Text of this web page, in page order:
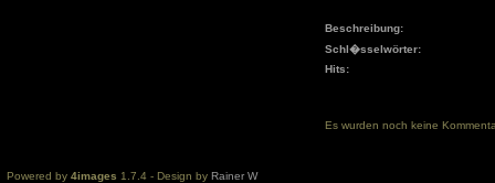
Beschreibung:
Schl�sselwörter:
Hits:
Es wurden noch keine
Powered by 4images 1.7.4 - Design by Rainer W